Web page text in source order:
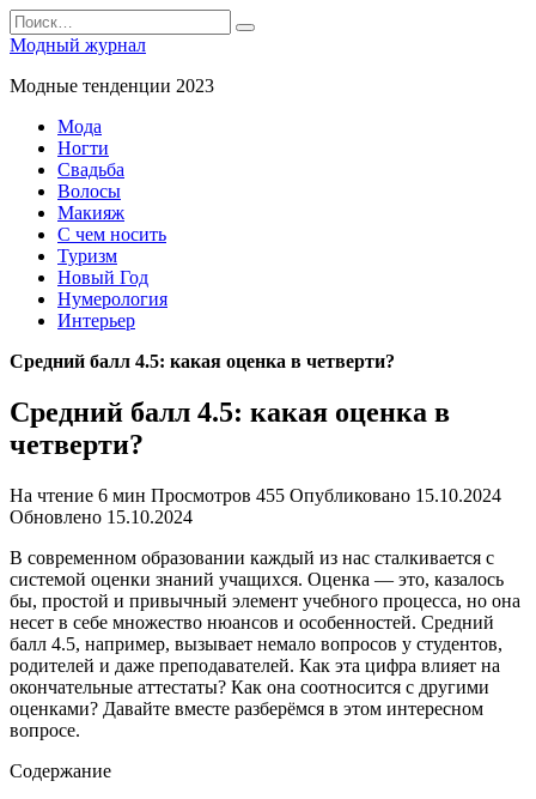
Перейти
к
содержанию
Search
for:
Модный журнал
Модные тенденции 2023
Мода
Ногти
Свадьба
Волосы
Макияж
С чем носить
Туризм
Новый Год
Нумерология
Интерьер
Средний балл 4.5: какая оценка в четверти?
Средний балл 4.5: какая оценка в
четверти?
На чтение 6 мин Просмотров 455 Опубликовано 15.10.2024
Обновлено 15.10.2024
В современном образовании каждый из нас сталкивается с
системой оценки знаний учащихся. Оценка — это, казалось
бы, простой и привычный элемент учебного процесса, но она
несет в себе множество нюансов и особенностей. Средний
балл 4.5, например, вызывает немало вопросов у студентов,
родителей и даже преподавателей. Как эта цифра влияет на
окончательные аттестаты? Как она соотносится с другими
оценками? Давайте вместе разберёмся в этом интересном
вопросе.
Содержание